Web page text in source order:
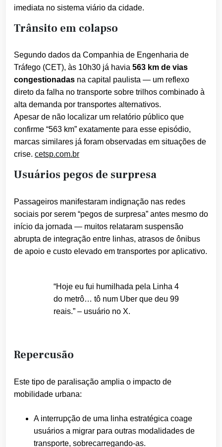
imediata no sistema viário da cidade.
Trânsito em colapso
Segundo dados da Companhia de Engenharia de
Tráfego (CET), às 10h30 já havia 563 km de vias
congestionadas na capital paulista — um reflexo
direto da falha no transporte sobre trilhos combinado à
alta demanda por transportes alternativos.
Apesar de não localizar um relatório público que
confirme “563 km” exatamente para esse episódio,
marcas similares já foram observadas em situações de
crise. cetsp.com.br
Usuários pegos de surpresa
Passageiros manifestaram indignação nas redes
sociais por serem “pegos de surpresa” antes mesmo do
início da jornada — muitos relataram suspensão
abrupta de integração entre linhas, atrasos de ônibus
de apoio e custo elevado em transportes por aplicativo.
“Hoje eu fui humilhada pela Linha 4
do metrô… tô num Uber que deu 99
reais.” – usuário no X.
Repercusão
Este tipo de paralisação amplia o impacto de
mobilidade urbana:
A interrupção de uma linha estratégica coage
usuários a migrar para outras modalidades de
transporte, sobrecarregando-as.